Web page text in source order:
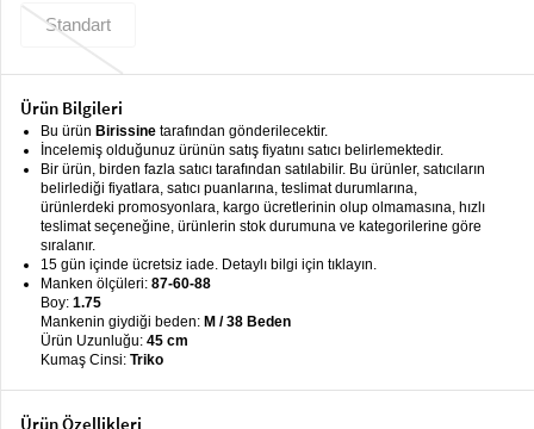
Giyimkeyboard_arrow_down
Dış
Giyim
Tesettür
Giyim
keyboard_arrow_down
Büyük
Bedenkeyboard_arrow_down
İç
Giyimkeyboard_arrow_down
Standart
Ürün Bilgileri
Bu ürün Birissine tarafından gönderilecektir.
İncelemiş olduğunuz ürünün satış fiyatını satıcı belirlemektedir.
Bir ürün, birden fazla satıcı tarafından satılabilir. Bu ürünler, satıcıların
belirlediği fiyatlara, satıcı puanlarına, teslimat durumlarına,
ürünlerdeki promosyonlara, kargo ücretlerinin olup olmamasına, hızlı
teslimat seçeneğine, ürünlerin stok durumuna ve kategorilerine göre
sıralanır.
15 gün içinde ücretsiz iade. Detaylı bilgi için tıklayın.
Manken ölçüleri: 87-60-88
Boy: 1.75
Mankenin giydiği beden: M / 38 Beden
Ürün Uzunluğu: 45 cm
Kumaş Cinsi: Triko
Ürün Özellikleri